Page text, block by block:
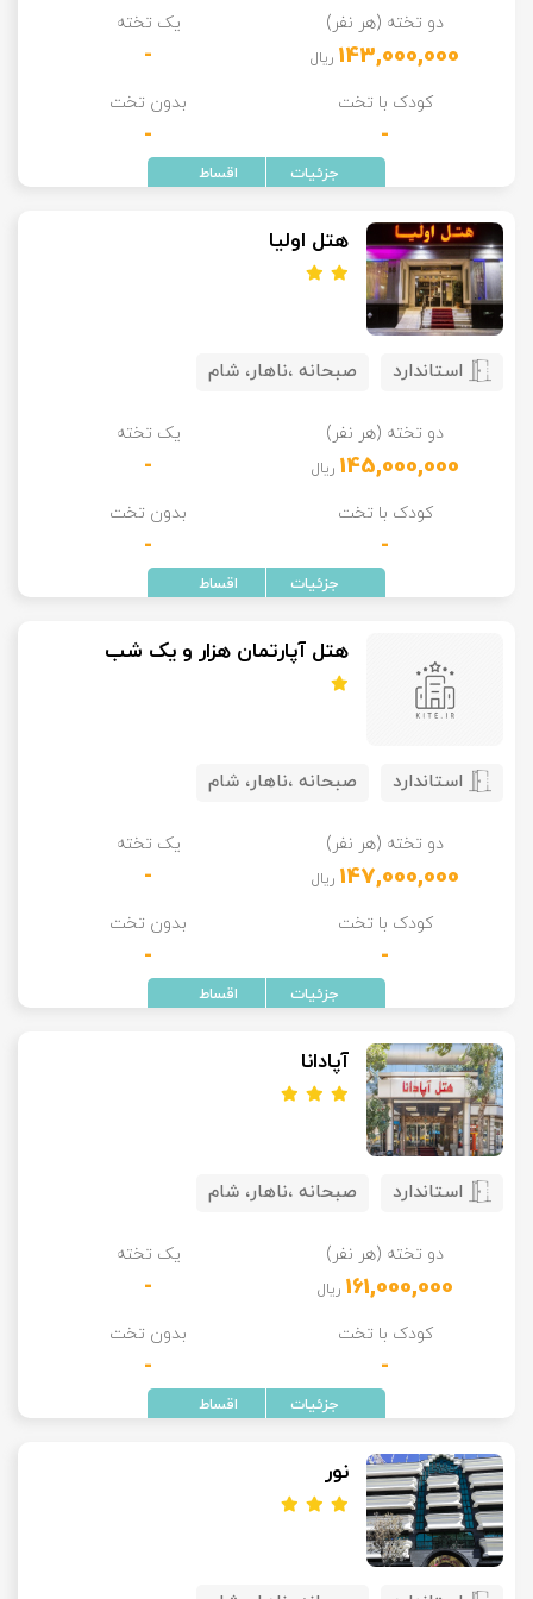
دو تخته (هر نفر)
143,000,000 ریال
یک تخته
-
کودک با تخت
-
بدون تخت
-
هتل اولیا
استاندارد صبحانه ،ناهار، شام
دو تخته (هر نفر)
145,000,000 ریال
یک تخته
-
کودک با تخت
-
بدون تخت
-
هتل آپارتمان هزار و یک شب
استاندارد صبحانه ،ناهار، شام
دو تخته (هر نفر)
147,000,000 ریال
یک تخته
-
کودک با تخت
-
بدون تخت
-
آپادانا
استاندارد صبحانه ،ناهار، شام
دو تخته (هر نفر)
161,000,000 ریال
یک تخته
-
کودک با تخت
-
بدون تخت
-
نور
تور کاشان
تور اصفهان
تور ترکمن صحرا